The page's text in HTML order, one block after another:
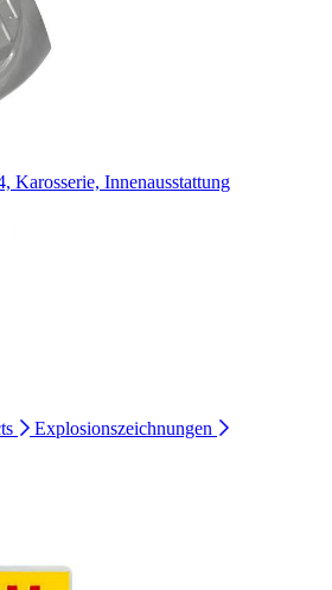
Karosserie, Innenausstattung
Explosionszeichnungen